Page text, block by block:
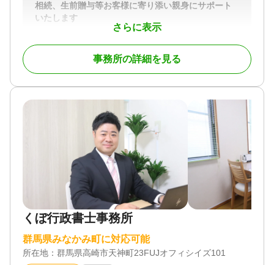
さらに表示
相続、生前贈与等お客様に寄り添い親身にサポート
いたします
相続税の申告は個人をゆっくり悼む間もなく期限が
迫ってしまうものです。財産が何もないと思ってい
ても、後から申告の必要なものが出てきて慌ててし
まう事があります。
いざという時に備える為の事前のご相談も、
お亡くなりになってからのご相談も、
財産目録から路線価による土地評価など、申告まで
一貫してサポートさせていただきます。
群県全域 その他近隣の県
対応業務
生前贈与 / 相続税申告 / 相続手続き
対応体制
電話相談可 / 訪問可 / 土日相談可 / 初回相談無料 / 18
時以降相談可 / オンライン面談可 / 事務所面談可
事務所の詳細を見る
くぼ行政書士事務所
群馬県みなかみ町に対応可能
所在地： 群馬県高崎市天神町23FUJオフィシイズ101